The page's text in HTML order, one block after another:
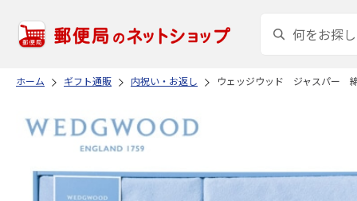
ホーム ギフト通販 内祝い・お返し ウェッジウッド ジャスパー 綿